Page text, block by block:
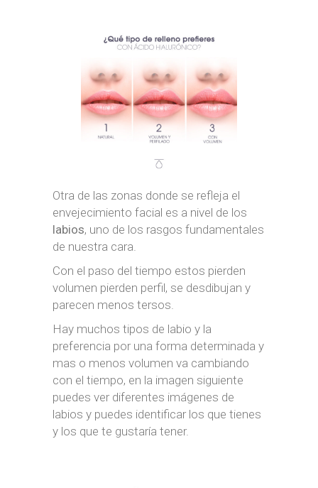
Otra de las zonas donde se refleja el
envejecimiento facial es a nivel de los
labios, uno de los rasgos fundamentales
de nuestra cara.
Con el paso del tiempo estos pierden
volumen pierden perfil, se desdibujan y
parecen menos tersos.
Hay muchos tipos de labio y la
preferencia por una forma determinada y
mas o menos volumen va cambiando
con el tiempo, en la imagen siguiente
puedes ver diferentes imágenes de
labios y puedes identificar los que tienes
y los que te gustaría tener.